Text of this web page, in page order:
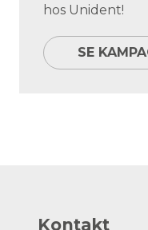
hos Unident!
SE
Kontakt